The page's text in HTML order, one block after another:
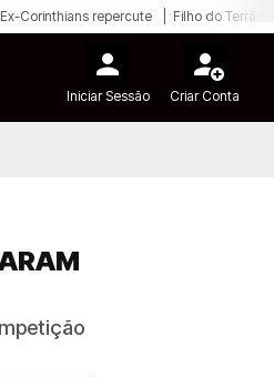
Ex-Corinthians repercute Filho do Terrão
Iniciar Sessão Criar Conta